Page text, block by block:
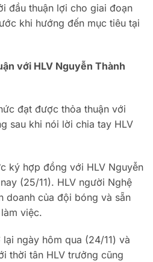
đầu thuận lợi cho giai đoạn
khi hướng đến mục tiêu tại
với HLV Nguyễn Thành
đạt được thỏa thuận với
sau khi nói lời chia tay HLV
ký hợp đồng với HLV Nguyễn
(25/11). HLV người Nghệ
doanh của đội bóng và sẵn
việc.
ngày hôm qua (24/11) và
thời tân HLV trưởng cũng